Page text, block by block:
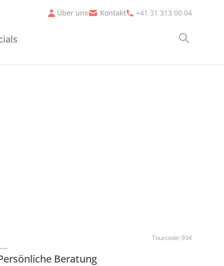
Über uns Kontakt +41 31 313 00 04
Suche
Tourcode: 934
Beratung